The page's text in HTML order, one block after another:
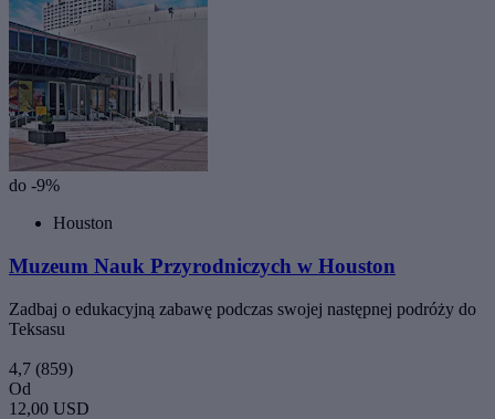
do -9%
Houston
Muzeum Nauk Przyrodniczych w Houston
Zadbaj o edukacyjną zabawę podczas swojej następnej podróży do
Teksasu
4,7 (859)
Od
12,00 USD